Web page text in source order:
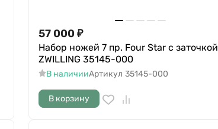
57 000 ₽
Набор ножей 7 пр. Four Star с заточкой
ZWILLING 35145-000
В наличииАртикул 35145-000
В корзину